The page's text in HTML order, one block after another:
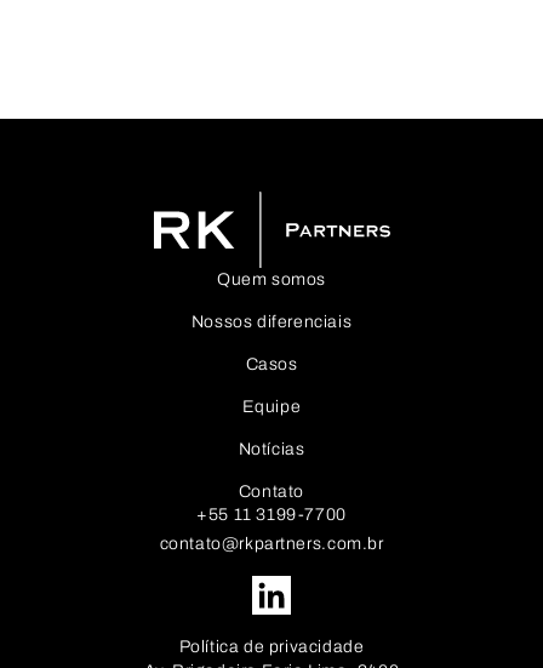
Quem somos
Nossos diferenciais
Casos
Equipe
Notícias
Contato
+55 11 3199-7700
contato@rkpartners.com.br
Política de privacidade